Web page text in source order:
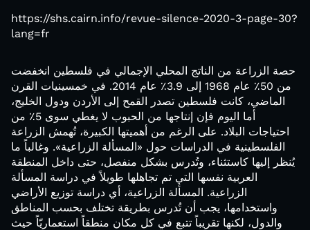
https://shs.cairn.info/revue-silence-2020-3-page-30?
lang=fr
حصة الزراعة من الناتج المحلي الإجمالي في فلسطين انخفضت
من 50٪ عام 1968 إلى 3.9٪ عام 2014. في خمسينيات القرن
الماضي، كانت فلسطين تصدر القمح إلى الأردن ودول الخليج،
أما اليوم فإن إنتاجها من الحبوب لا يغطي سوى 5٪ من
احتياجات البلاد. على الرغم من أهميتها الكبيرة، تُهمش الزراعة
الفلسطينية في الدراسات حول «المسألة الزراعية». وغالباً ما
يُنظر إليها كاستثناء، وتُدرس بشكل منفصل، حتى داخل المنطقة
العربية نفسها التي تم تجاهلها طويلاً في دراسة المسألة
الزراعية. المسألة الزراعية، أي دراسة توزيع الأراضي
واستخدامها، يجب أن تُدرس بطريقة تختلف بحسب المناطق
والدول، لكنها تقريباً تتبع في كل مكان منطقاً استعماريّاً حيث